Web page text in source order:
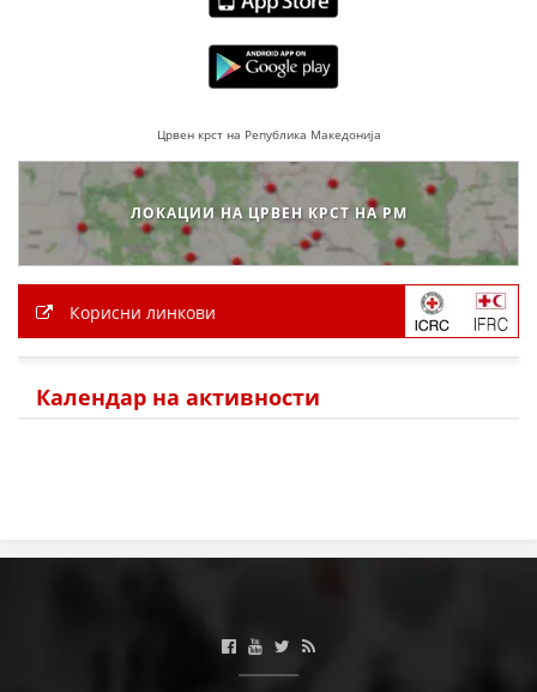
ПРИРАЧНИЦИ
ЕДУКАТИВНО ИНФОРМАТИВНИ МАТЕРИЈАЛИ
БРОШУРИ
ПОСТЕРИ
Црвен крст на Република Македонија
ЛОКАЦИИ НА ЦРВЕН КРСТ НА РМ
Корисни линкови
Календар на активности